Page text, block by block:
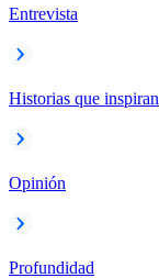
Entrevista
Historias que inspiran
Opinión
Profundidad